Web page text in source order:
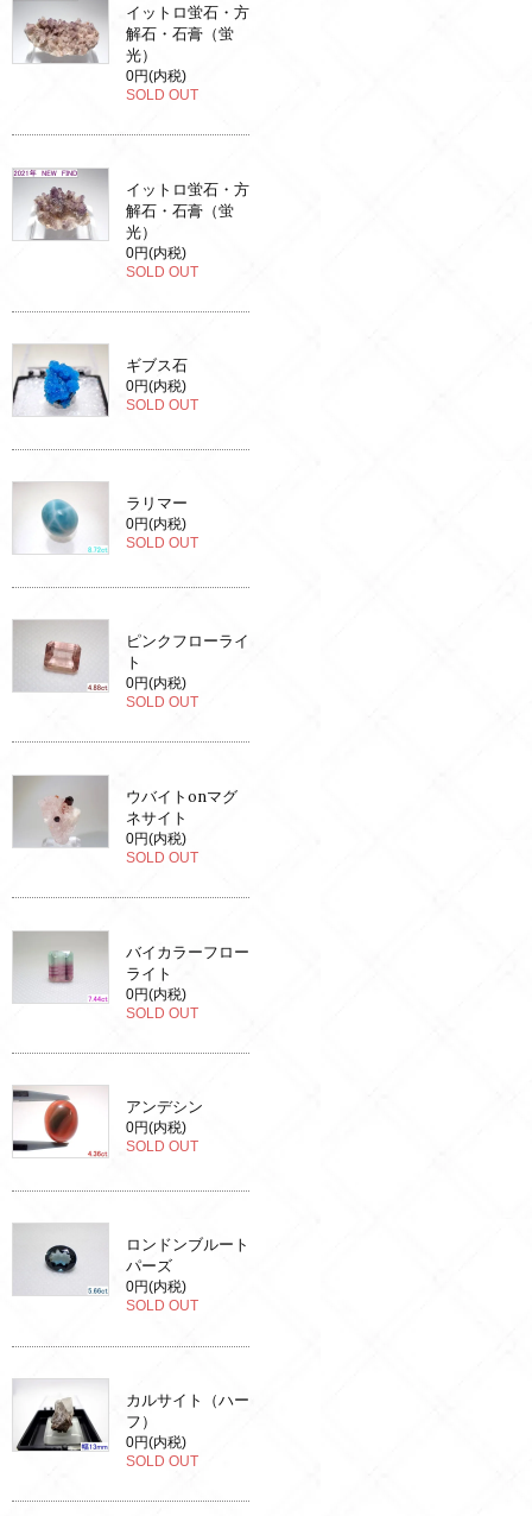
イットロ蛍石・方
解石・石膏（蛍
光）
0円(内税)
SOLD OUT
イットロ蛍石・方
解石・石膏（蛍
光）
0円(内税)
SOLD OUT
ギブス石
0円(内税)
SOLD OUT
ラリマー
0円(内税)
SOLD OUT
ピンクフローライ
ト
0円(内税)
SOLD OUT
ウバイトonマグ
ネサイト
0円(内税)
SOLD OUT
バイカラーフロー
ライト
0円(内税)
SOLD OUT
アンデシン
0円(内税)
SOLD OUT
ロンドンブルート
パーズ
0円(内税)
SOLD OUT
カルサイト（ハー
フ）
0円(内税)
SOLD OUT